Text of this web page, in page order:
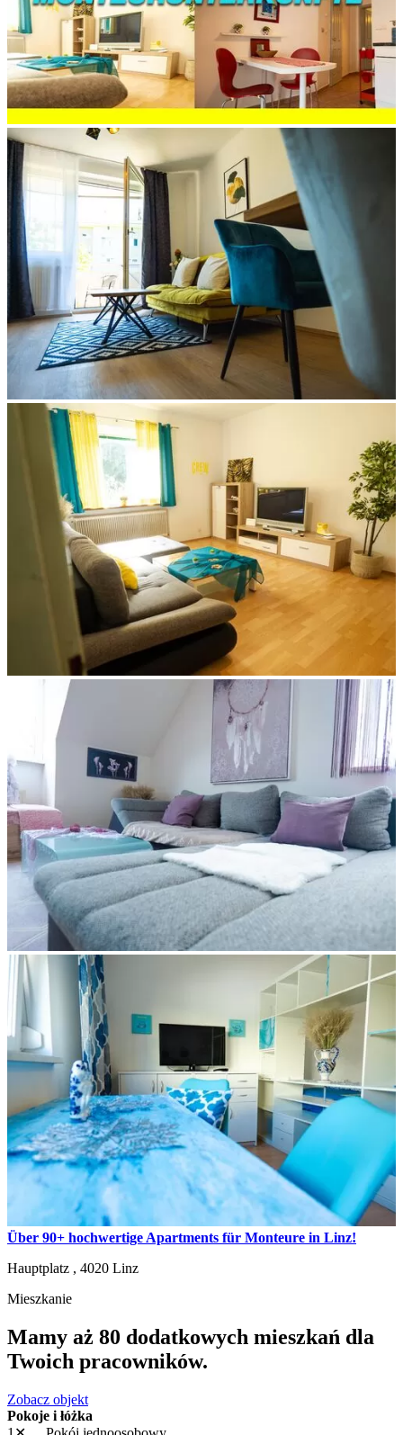
Über 90+ hochwertige Apartments für Monteure in Linz!
Hauptplatz , 4020 Linz
Mieszkanie
Mamy aż 80 dodatkowych mieszkań dla
Twoich pracowników.
Zobacz objekt
Pokoje i łóżka